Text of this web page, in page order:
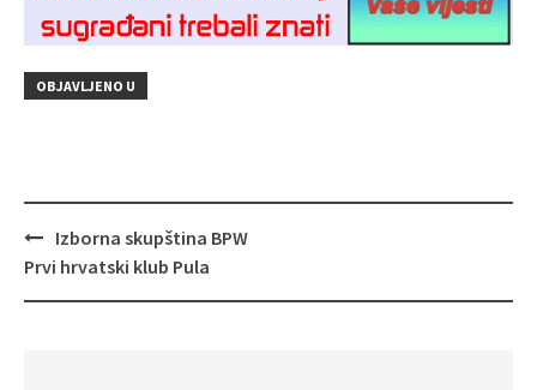
OBJAVLJENO U
Navigacija
objava
Izborna skupština BPW
Prvi hrvatski klub Pula